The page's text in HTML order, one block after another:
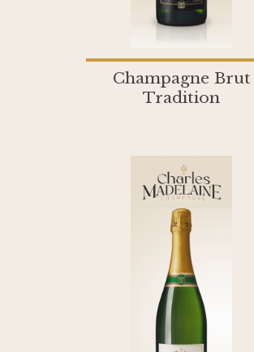
Champagne Brut
Tradition